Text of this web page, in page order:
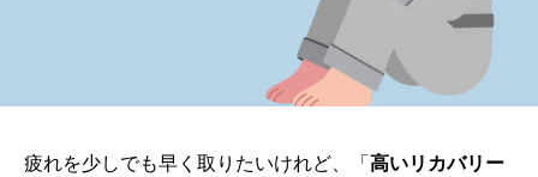
疲れを少しでも早く取りたいけれど、「 高いリカバリー